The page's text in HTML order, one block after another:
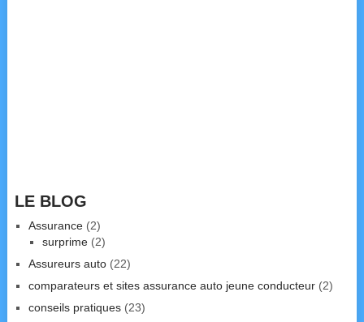
LE BLOG
Assurance(2)
surprime(2)
Assureurs auto(22)
comparateurs et sites assurance auto jeune conducteur(2)
conseils pratiques(23)